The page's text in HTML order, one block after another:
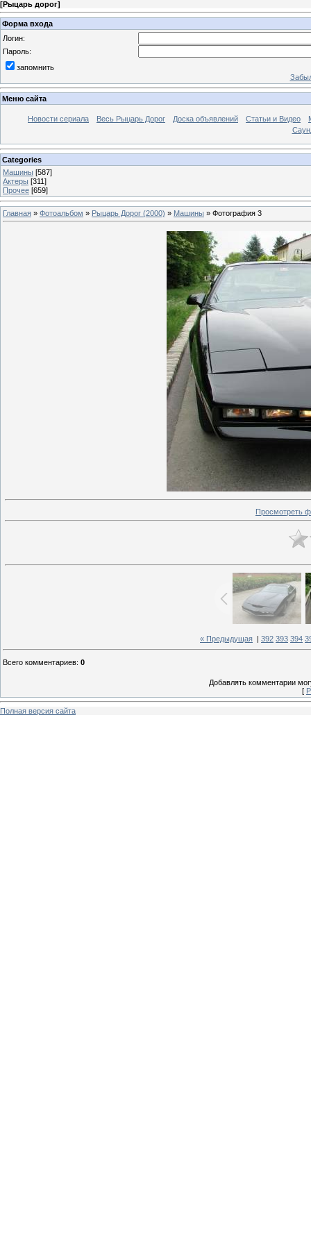
[Рыцарь дорог]
Форма входа
Логин:
Пароль:
запомнить
Меню сайта
Новости сериала Весь Рыцарь Дорог Доска объявлений Статьи и Видео
Categories
Машины [587]
Актеры [311]
Прочее [659]
Главная » Фотоальбом » Рыцарь Дорог (2000) » Машины » Фотография 3
Просмотреть
« Предыдущая 392 393 394
Всего комментариев: 0
Добавлять комментарии
[
Полная версия сайта